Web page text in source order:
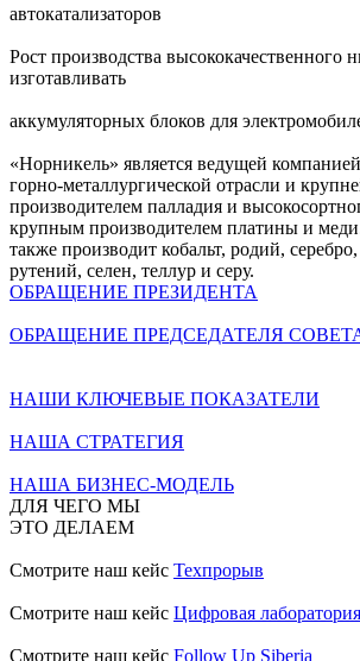
автокатализаторов
Рост производства высококачественного
изготавливать
аккумуляторных блоков для
«Норникель» является ведущей
горно-металлургической отрасли и
производителем палладия и
крупным производителем платины и
также производит кобальт, родий,
рутений, селен, теллур и серу.
ОБРАЩЕНИЕ ПРЕЗИДЕНТА
ОБРАЩЕНИЕ ПРЕДСЕДАТЕЛЯ
НАШИ КЛЮЧЕВЫЕ ПОКАЗАТЕЛИ
НАША СТРАТЕГИЯ
НАША БИЗНЕС-МОДЕЛЬ
ДЛЯ ЧЕГО МЫ
ЭТО ДЕЛАЕМ
Смотрите наш кейс Техпрорыв
Смотрите наш кейс Цифровая лаборатория
Смотрите наш кейс Follow Up Siberia